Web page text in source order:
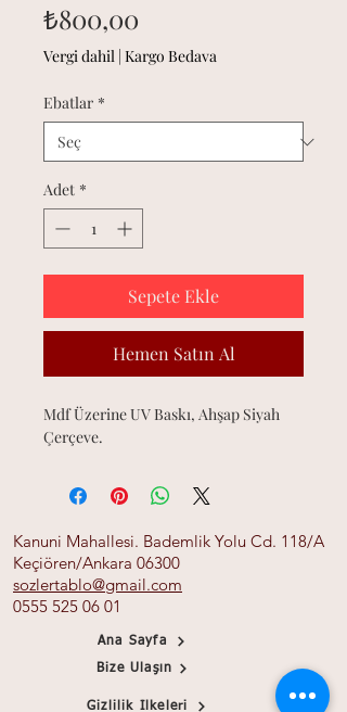
₺800,00
Vergi dahil Kargo Bedava
Ebatlar *
Adet *
Sepete Ekle
Hemen Satın Al
Mdf Üzerine UV Baskı, Ahşap Siyah
Çerçeve.
Kanuni Mahallesi. Bademlik Yolu Cd. 118/A
Keçiören/Ankara 06300
sozlertablo@gmail.com
0555 525 06 01
Ana Sayfa
Bize Ulaşın
Gizlilik İlkeleri